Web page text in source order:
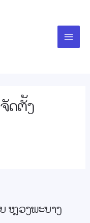
ດຕັ້ງ
ຫຼວງພະບາງ